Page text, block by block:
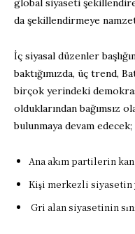
global siyaseti
da şekillendirmeye
İç siyasal düzenler
baktığımızda, üç trend,
birçok yerindeki
olduklarından bağımsız
bulunmaya devam edecek;
Ana akım partilerin
Kişi merkezli
Gri alan siyasetinin